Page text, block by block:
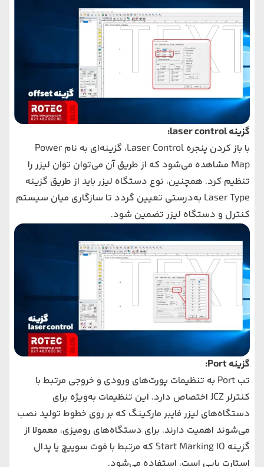
گزینه laser control:
با باز کردن پنجره Laser Control، گزینه‌ای به نام Power
Map مشاهده می‌شود که از طریق آن می‌توان توان لیزر را
تنظیم کرد. همچنین، نوع دستگاه لیزر باید از طریق گزینه
Laser Type به‌درستی تعیین گردد تا سازگاری میان سیستم
کنترل و دستگاه لیزر تضمین شود.
گزینه Port:
تب Port به تنظیمات پورت‌های ورودی و خروجی مرتبط با
کنترلر JCZ اختصاص دارد. این تنظیمات به‌ویژه برای
دستگاه‌های لیزر فایبر مارکینگ که بر روی خطوط تولید نصب
می‌شوند اهمیت دارند. برای دستگاه‌های رومیزی، معمولا از
گزینه Start Marking IO که مرتبط با فوت سوییچ یا پدال
استارت پایی است، استفاده می‌شود.